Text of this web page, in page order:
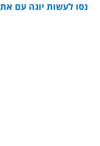
נסו לעשות יוגה עם